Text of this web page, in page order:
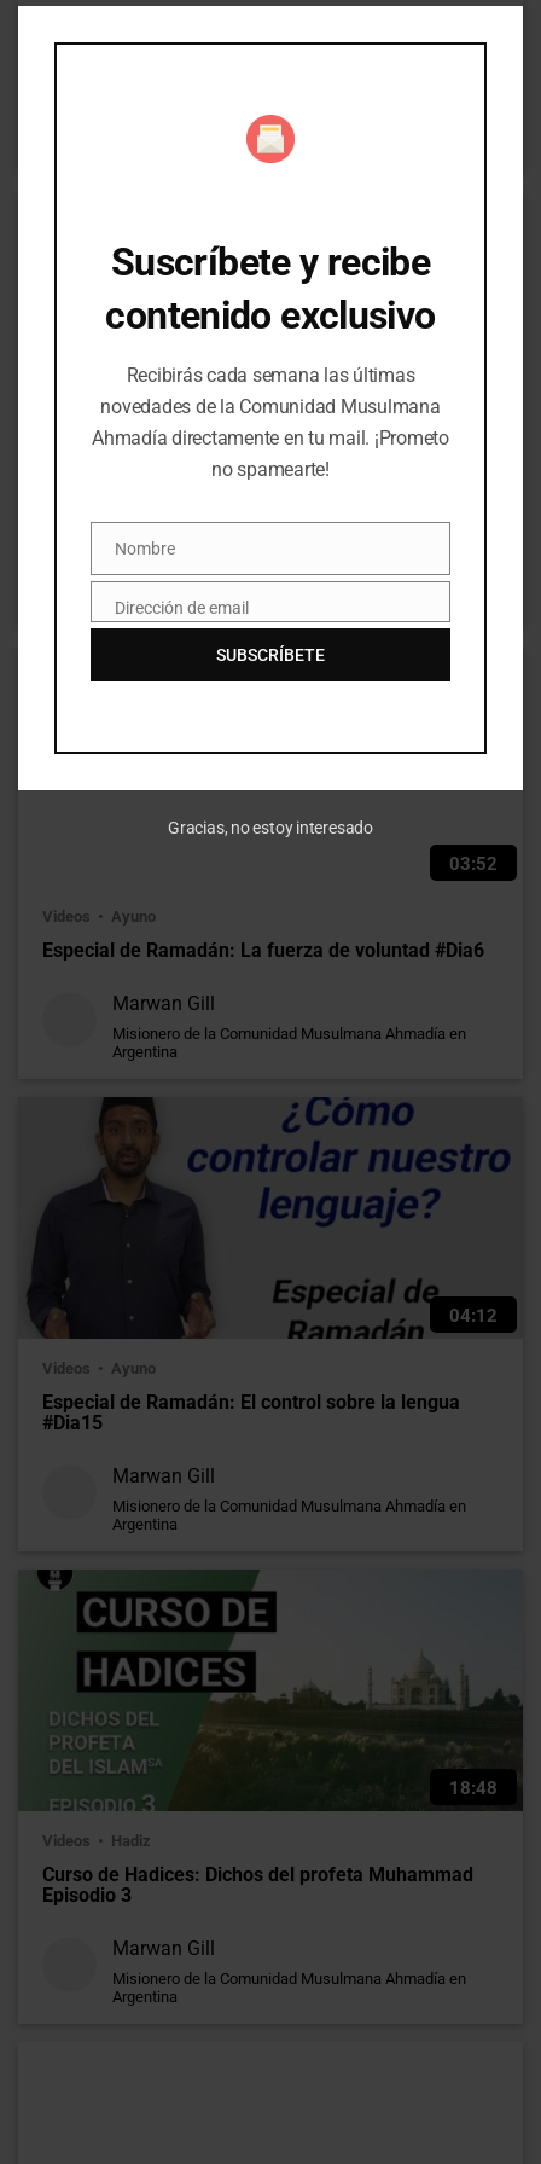
Hazrat Mirza Bashirud-Din Mahmud Ahmad
Segundo Califa de la Comunidad Musulmana Ahmadía
01:07:03
Sermones de los viernes Reforma Interna
Hameedul’lah Sahib
Hazrat Mirza Masrur Ahmad
Jalifa de la Comunidad Musulmana Ahmadía
03:52
Videos Ayuno
Especial de Ramadán: La fuerza de voluntad #Dia6
Marwan Gill
Misionero de la Comunidad Musulmana Ahmadía en
Argentina
04:12
Videos Ayuno
Especial de Ramadán: El control sobre la lengua
#Dia15
Marwan Gill
Misionero de la Comunidad Musulmana Ahmadía en
Argentina
18:48
Videos Hadiz
Curso de Hadices: Dichos del profeta Muhammad
Episodio 3
Marwan Gill
Misionero de la Comunidad Musulmana Ahmadía en
Argentina
Suscríbete y recibe
contenido exclusivo
Recibirás cada semana las últimas
novedades de la Comunidad Musulmana
Ahmadía directamente en tu mail. ¡Prometo
no spamearte!
Nombre
Nombre
Email
Dirección de email
SUBSCRÍBETE
Gracias, no estoy interesado